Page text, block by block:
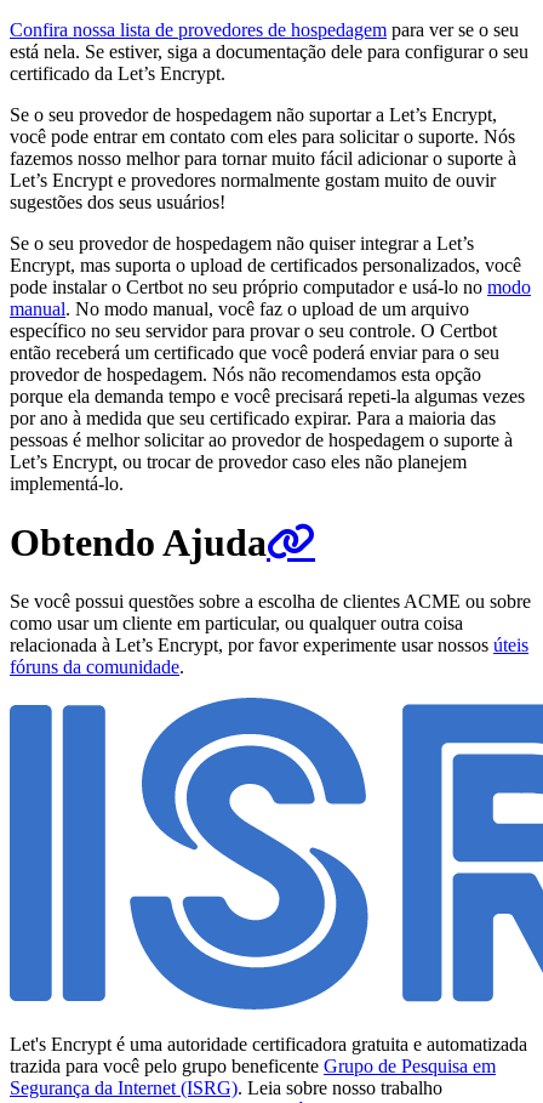
Confira nossa lista de provedores de hospedagem para ver se o seu
está nela. Se estiver, siga a documentação dele para configurar o seu
certificado da Let’s Encrypt.
Se o seu provedor de hospedagem não suportar a Let’s Encrypt,
você pode entrar em contato com eles para solicitar o suporte. Nós
fazemos nosso melhor para tornar muito fácil adicionar o suporte à
Let’s Encrypt e provedores normalmente gostam muito de ouvir
sugestões dos seus usuários!
Se o seu provedor de hospedagem não quiser integrar a Let’s
Encrypt, mas suporta o upload de certificados personalizados, você
pode instalar o Certbot no seu próprio computador e usá-lo no modo
manual. No modo manual, você faz o upload de um arquivo
específico no seu servidor para provar o seu controle. O Certbot
então receberá um certificado que você poderá enviar para o seu
provedor de hospedagem. Nós não recomendamos esta opção
porque ela demanda tempo e você precisará repeti-la algumas vezes
por ano à medida que seu certificado expirar. Para a maioria das
pessoas é melhor solicitar ao provedor de hospedagem o suporte à
Let’s Encrypt, ou trocar de provedor caso eles não planejem
implementá-lo.
Obtendo Ajuda
Se você possui questões sobre a escolha de clientes ACME ou sobre
como usar um cliente em particular, ou qualquer outra coisa
relacionada à Let’s Encrypt, por favor experimente usar nossos úteis
fóruns da comunidade.
Let's Encrypt é uma autoridade certificadora gratuita e automatizada
trazida para você pelo grupo beneficente Grupo de Pesquisa em
Segurança da Internet (ISRG). Leia sobre nosso trabalho